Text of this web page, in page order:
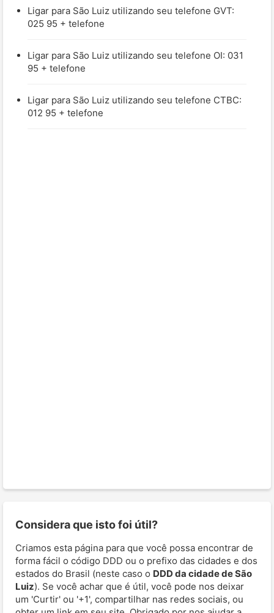
Ligar para São Luiz utilizando seu telefone GVT:
025 95 + telefone
Ligar para São Luiz utilizando seu telefone OI: 031
95 + telefone
Ligar para São Luiz utilizando seu telefone CTBC:
012 95 + telefone
Considera que isto foi útil?
Criamos esta página para que você possa encontrar de
forma fácil o código DDD ou o prefixo das cidades e dos
estados do Brasil (neste caso o DDD da cidade de São
Luiz). Se você achar que é útil, você pode nos deixar
um 'Curtir' ou '+1', compartilhar nas redes sociais, ou